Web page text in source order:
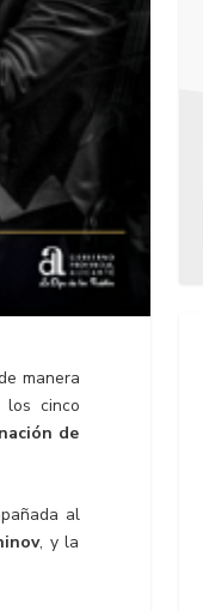
manera
los cinco
de
al
, y la